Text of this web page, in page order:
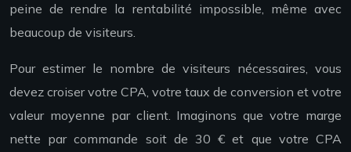
peine de rendre la rentabilité impossible, même avec
beaucoup de visiteurs.
Pour estimer le nombre de visiteurs nécessaires, vous
devez croiser votre CPA, votre taux de conversion et votre
valeur moyenne par client. Imaginons que votre marge
nette par commande soit de 30 € et que votre CPA